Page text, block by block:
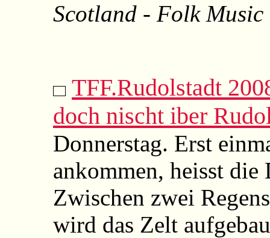
Scotland - Folk Music
TFF.Rudolstadt
doch nischt iber
Donnerstag. Erst
ankommen, heisst die
Zwischen zwei
wird das Zelt